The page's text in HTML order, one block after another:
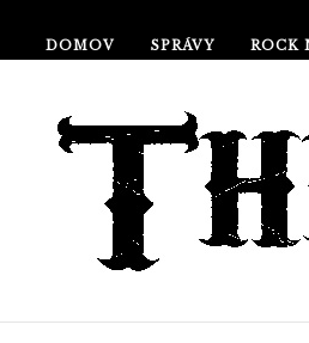
DOMOV SPRÁVY ROCK